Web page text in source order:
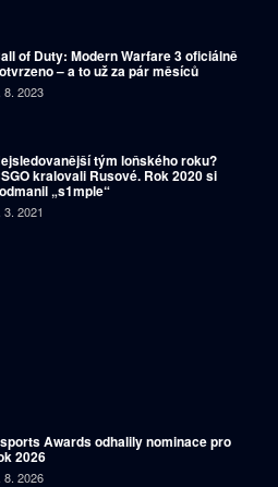
of Duty: Modern Warfare 3 oficiálně
– a to už za pár měsíců
8. 2023
tým loňského roku?
kralovali Rusové. Rok 2020 si
„s1mple“
3. 2021
Awards odhalily nominace pro
2026
8. 2026